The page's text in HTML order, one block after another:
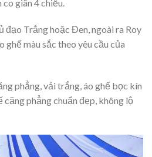
giãn 4 chiều.
đạo Trắng hoặc Đen, ngoài ra Roy
ghế màu sắc theo yêu cầu của
phẳng, vải trắng, áo ghế bọc kín
căng phẳng chuẩn đẹp, không lộ